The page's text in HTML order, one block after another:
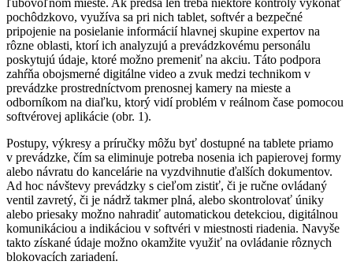
ľubovoľnom mieste. Ak predsa len treba niektoré kontroly vykonať
pochôdzkovo, využíva sa pri nich tablet, softvér a bezpečné
pripojenie na posielanie informácií hlavnej skupine expertov na
rôzne oblasti, ktorí ich analyzujú a prevádzkovému personálu
poskytujú údaje, ktoré možno premeniť na akciu. Táto podpora
zahŕňa obojsmerné digitálne video a zvuk medzi technikom v
prevádzke prostredníctvom prenosnej kamery na mieste a
odborníkom na diaľku, ktorý vidí problém v reálnom čase pomocou
softvérovej aplikácie (obr. 1).
Postupy, výkresy a príručky môžu byť dostupné na tablete priamo
v prevádzke, čím sa eliminuje potreba nosenia ich papierovej formy
alebo návratu do kancelárie na vyzdvihnutie ďalších dokumentov.
Ad hoc návštevy prevádzky s cieľom zistiť, či je ručne ovládaný
ventil zavretý, či je nádrž takmer plná, alebo skontrolovať úniky
alebo priesaky možno nahradiť automatickou detekciou, digitálnou
komunikáciou a indikáciou v softvéri v miestnosti riadenia. Navyše
takto získané údaje možno okamžite využiť na ovládanie rôznych
blokovacích zariadení.